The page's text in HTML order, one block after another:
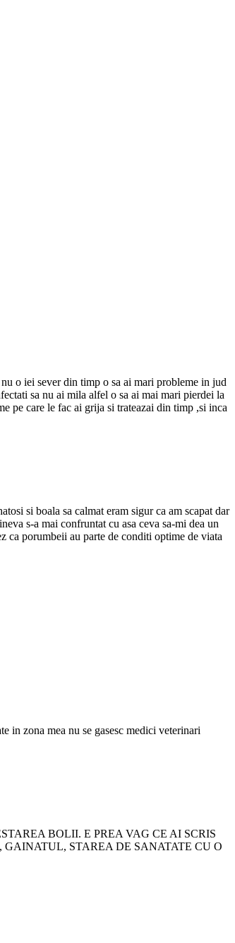
o iei sever din timp o sa ai mari probleme in jud
sa nu ai mila alfel o sa ai mai mari pierdei la
pe care le fac ai grija si trateazai din timp ,si inca
si boala sa calmat eram sigur ca am scapat dar
s-a mai confruntat cu asa ceva sa-mi dea un
ca porumbeii au parte de conditi optime de viata
in zona mea nu se gasesc medici veterinari
BOLII. E PREA VAG CE AI SCRIS
STAREA DE SANATATE CU O